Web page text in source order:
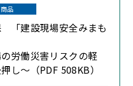
商品
「建設現場安全みまも
労働災害リスクの軽
し～（PDF 508KB）